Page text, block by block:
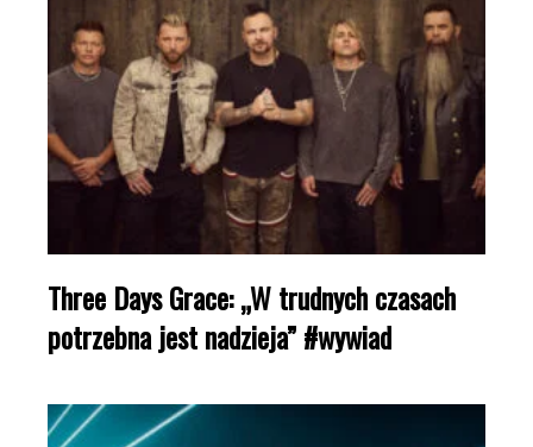
Three Days Grace: „W trudnych czasach
potrzebna jest nadzieja” #wywiad